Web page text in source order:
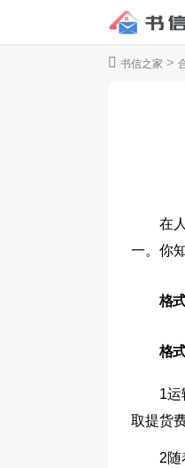
书信之家 >
在
一。你
格
格
1运
取提货
2随